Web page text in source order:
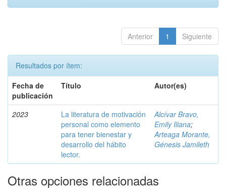
Anterior 1 Siguiente
Resultados por ítem:
Fecha de
publicación
Título Autor(es)
2023
La literatura de motivación
personal como elemento
para tener bienestar y
desarrollo del hábito
lector.
Alcívar Bravo,
Emily Iliana;
Arteaga Morante,
Génesis Jamileth
Otras opciones relacionadas